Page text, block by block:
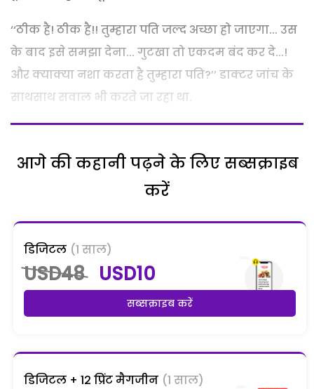
‘‘ठीक है! ठीक है!! तुम्हारा पति जल्द अच्छा हो जाएगा... उस
के बाद इसे समझा देना... गुटखा तो एकदम बंद कर दे...!
और क्याक्या नशा करता है तुम्हारा पति?’’ डाक्टर जांच के
साथसाथ सवाल भी करते जा रहा था.
आगे की कहानी पढ़ने के लिए सब्सक्राइब
करें
डिजिटल (1 साल)
USD48 USD10
सब्सक्राइब करें
डिजिटल + 12 प्रिंट मैगजीन (1 साल)